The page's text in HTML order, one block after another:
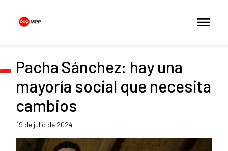
Pacha Sánchez: hay una
mayoría social que necesita
cambios
19 de julio de 2024